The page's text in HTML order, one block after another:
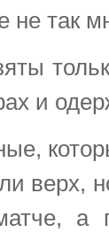
не так
и
верх,
а